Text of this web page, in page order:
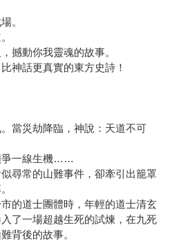
。
撼動你我靈魂的故事。
神話更真實的東方史詩！
當災劫降臨，神說：天道不可
爭一線生機……
尋常的山難事件，卻牽引出籠罩
的道士團體時，年輕的道士清玄
了一場超越生死的試煉，在九死
背後的故事。